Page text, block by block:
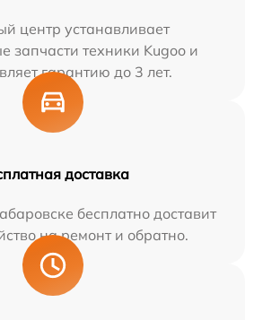
центр устанавливает
запчасти техники Kugoo и
гарантию до 3 лет.
доставка
бесплатно доставит
на ремонт и обратно.